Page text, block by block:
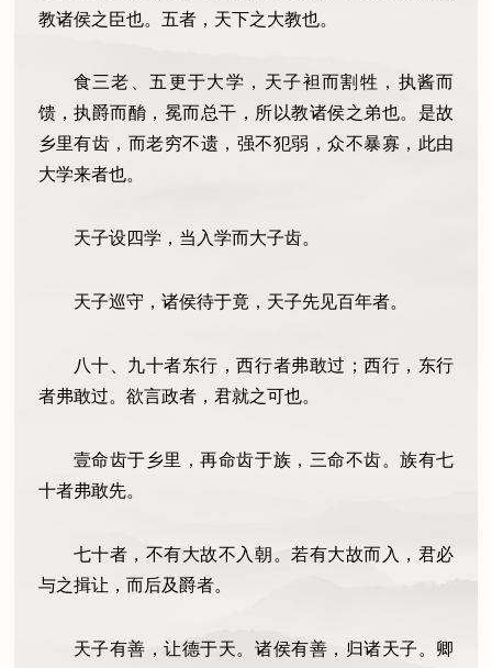
教诸侯之臣也。五者，天下之大教也。
食三老、五更于大学，天子袒而割牲，执酱而
馈，执爵而酳，冕而总干，所以教诸侯之弟也。是故
乡里有齿，而老穷不遗，强不犯弱，众不暴寡，此由
大学来者也。
天子设四学，当入学而大子齿。
天子巡守，诸侯待于竟，天子先见百年者。
八十、九十者东行，西行者弗敢过；西行，东行
者弗敢过。欲言政者，君就之可也。
壹命齿于乡里，再命齿于族，三命不齿。族有七
十者弗敢先。
七十者，不有大故不入朝。若有大故而入，君必
与之揖让，而后及爵者。
天子有善，让德于天。诸侯有善，归诸天子。卿